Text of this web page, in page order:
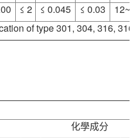
≤ 2 ≤ 0.045 ≤ 0.03
of type 301, 304, 316,
化學成分